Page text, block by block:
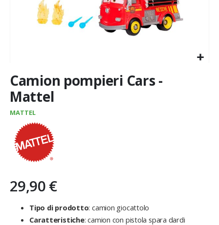
all'inizio
della
galleria
Camion pompieri Cars -
Mattel
MATTEL
29,90 €
Tipo di prodotto: camion giocattolo
Caratteristiche: camion con pistola spara dardi